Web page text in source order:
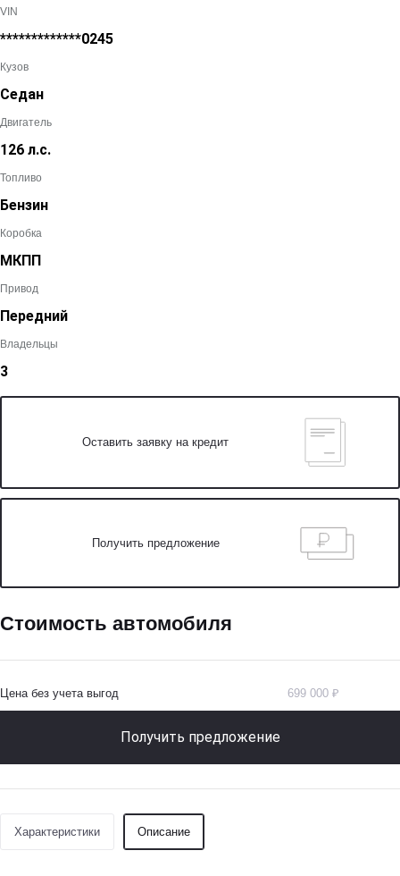
VIN
*************0245
Кузов
Седан
Двигатель
126 л.с.
Топливо
Бензин
Коробка
МКПП
Привод
Передний
Владельцы
3
Оставить заявку на кредит
Получить предложение
Стоимость автомобиля
Цена без учета выгод 699 000 ₽
Получить предложение
Характеристики Описание